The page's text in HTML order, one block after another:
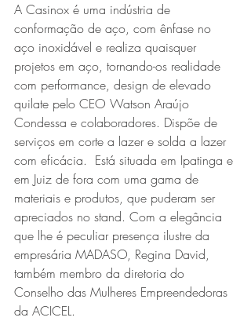
A Casinox é uma indústria de
conformação de aço, com ênfase no
aço inoxidável e realiza quaisquer
projetos em aço, tornando-os realidade
com performance, design de elevado
quilate pelo CEO Watson Araújo
Condessa e colaboradores. Dispõe de
serviços em corte a lazer e solda a lazer
com eficácia.  Está situada em Ipatinga e
em Juiz de fora com uma gama de
materiais e produtos, que puderam ser
apreciados no stand. Com a elegância
que lhe é peculiar presença ilustre da
empresária MADASO, Regina David,
também membro da diretoria do
Conselho das Mulheres Empreendedoras
da ACICEL.